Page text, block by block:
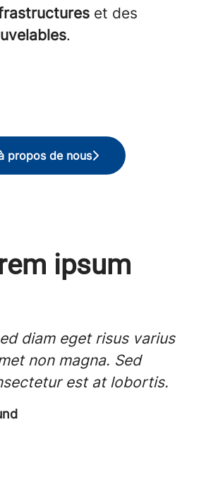
et des
.
propos de nous
ipsum
diam eget risus varius
non magna. Sed
est at lobortis.